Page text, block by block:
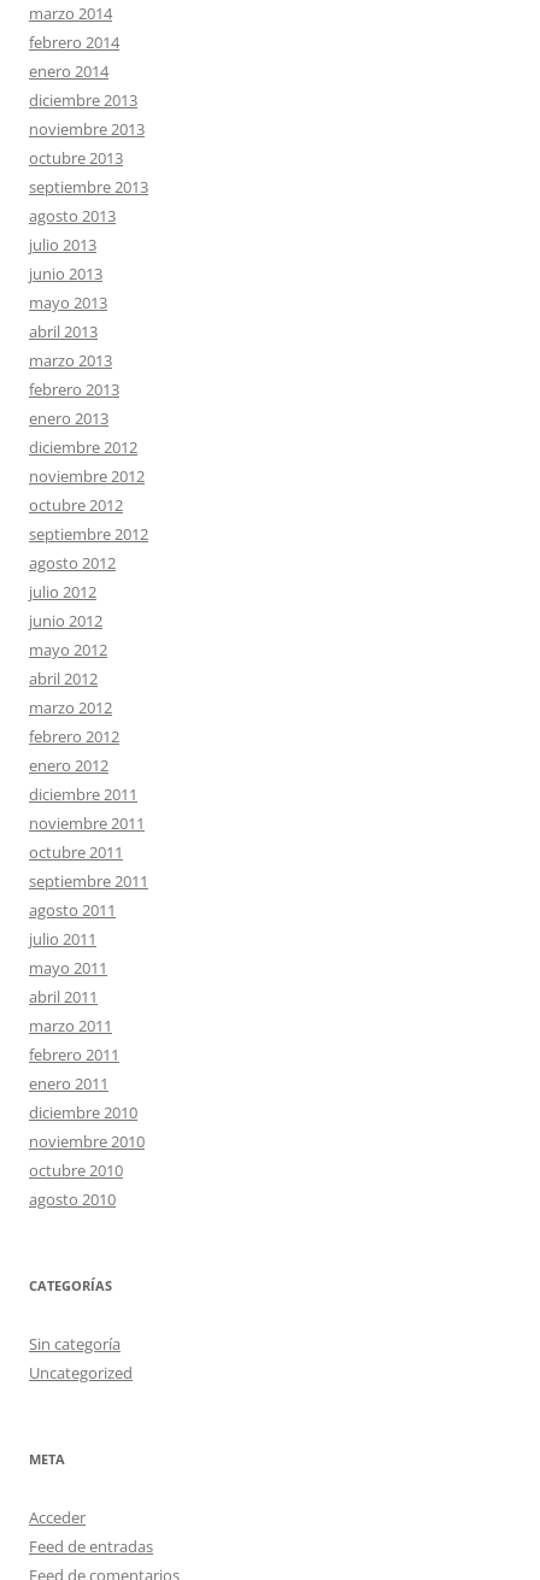
marzo 2014
febrero 2014
enero 2014
diciembre 2013
noviembre 2013
octubre 2013
septiembre 2013
agosto 2013
julio 2013
junio 2013
mayo 2013
abril 2013
marzo 2013
febrero 2013
enero 2013
diciembre 2012
noviembre 2012
octubre 2012
septiembre 2012
agosto 2012
julio 2012
junio 2012
mayo 2012
abril 2012
marzo 2012
febrero 2012
enero 2012
diciembre 2011
noviembre 2011
octubre 2011
septiembre 2011
agosto 2011
julio 2011
mayo 2011
abril 2011
marzo 2011
febrero 2011
enero 2011
diciembre 2010
noviembre 2010
octubre 2010
agosto 2010
CATEGORÍAS
Sin categoría
Uncategorized
META
Acceder
Feed de entradas
Feed de comentarios